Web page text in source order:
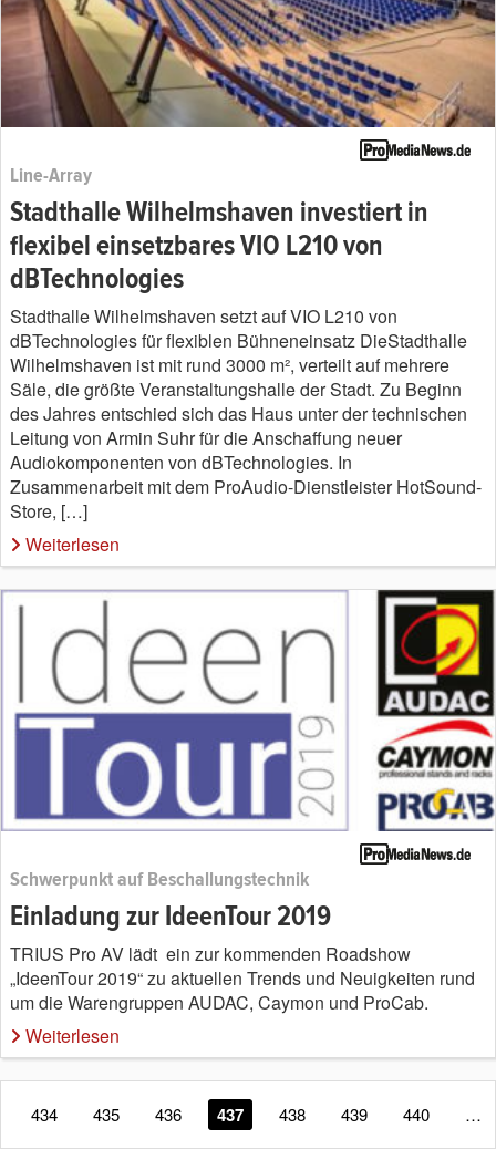
Line-Array
Stadthalle Wilhelmshaven investiert in
flexibel einsetzbares VIO L210 von
dBTechnologies
Stadthalle Wilhelmshaven setzt auf VIO L210 von
dBTechnologies für flexiblen Bühneneinsatz DieStadthalle
Wilhelmshaven ist mit rund 3000 m², verteilt auf mehrere
Säle, die größte Veranstaltungshalle der Stadt. Zu Beginn
des Jahres entschied sich das Haus unter der technischen
Leitung von Armin Suhr für die Anschaffung neuer
Audiokomponenten von dBTechnologies. In
Zusammenarbeit mit dem ProAudio-Dienstleister HotSound-
Store, […]
Weiterlesen
Schwerpunkt auf Beschallungstechnik
Einladung zur IdeenTour 2019
TRIUS Pro AV lädt ein zur kommenden Roadshow
„IdeenTour 2019“ zu aktuellen Trends und Neuigkeiten rund
um die Warengruppen AUDAC, Caymon und ProCab.
Weiterlesen
434 435 436 437 438 439 440 …